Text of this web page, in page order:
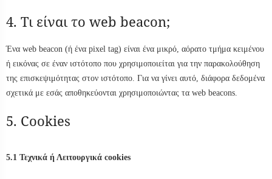
4. Τι είναι το web beacon;
Ένα web beacon (ή ένα pixel tag) είναι ένα μικρό, αόρατο τμήμα κειμένου
ή εικόνας σε έναν ιστότοπο που χρησιμοποιείται για την παρακολούθηση
της επισκεψιμότητας στον ιστότοπο. Για να γίνει αυτό, διάφορα δεδομένα
σχετικά με εσάς αποθηκεύονται χρησιμοποιώντας τα web beacons.
5. Cookies
5.1 Τεχνικά ή Λειτουργικά cookies